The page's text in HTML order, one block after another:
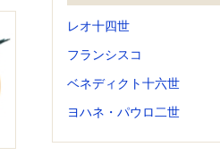
レオ十四世
フランシスコ
ベネディクト十六世
ヨハネ・パウロ二世